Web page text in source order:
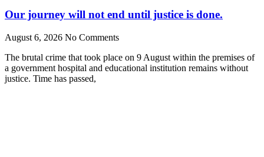
Our journey will not end until justice is done.
August 6, 2026 No Comments
The brutal crime that took place on 9 August within the premises of
a government hospital and educational institution remains without
justice. Time has passed,